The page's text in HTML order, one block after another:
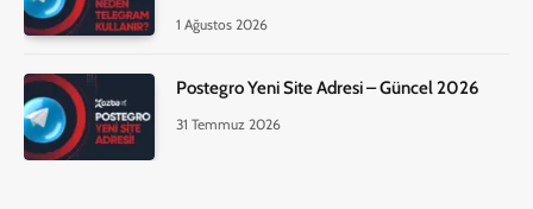
1 Ağustos 2026
Postegro Yeni Site Adresi – Güncel 2026
31 Temmuz 2026